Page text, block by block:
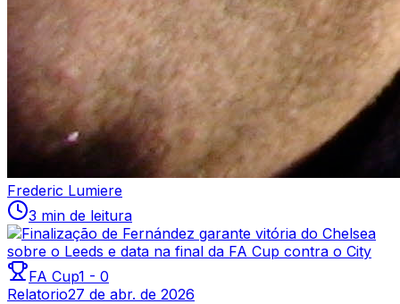
Frederic Lumiere
3 min de leitura
FA Cup1 - 0
Relatorio27 de abr. de 2026